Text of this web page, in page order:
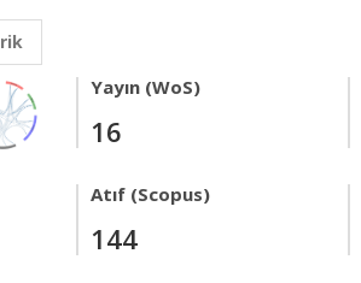
Yayın (WoS)
16
Atıf (Scopus)
144